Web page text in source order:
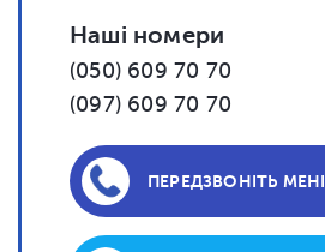
Наші номери
(050) 609 70 70
(097) 609 70 70
ПЕРЕДЗВОНІТЬ МЕНІ